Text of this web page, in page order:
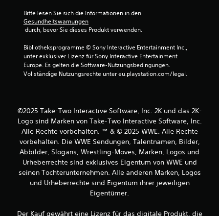
a
s
9
3
B
e
w
Bitte lesen Sie sich die Informationen in den
Gesundheitswarnungen
durch, bevor Sie dieses Produkt verwenden.
Bibliotheksprogramme © Sony Interactive Entertainment Inc.,
unter exklusiver Lizenz für Sony Interactive Entertainment
Europe. Es gelten die Software-Nutzungsbedingungen.
Vollständige Nutzungsrechte unter eu.playstation.com/legal.
©2025 Take-Two Interactive Software, Inc. 2K und das 2K-
Logo sind Marken von Take-Two Interactive Software, Inc.
Alle Rechte vorbehalten. ™ & © 2025 WWE. Alle Rechte
vorbehalten. Die WWE Sendungen, Talentnamen, Bilder,
Abbilder, Slogans, Wrestling-Moves, Marken, Logos und
Urheberrechte sind exklusives Eigentum von WWE und
seinen Tochterunternehmen. Alle anderen Marken, Logos
und Urheberrechte sind Eigentum ihrer jeweiligen
Eigentümer.
Der Kauf gewährt eine Lizenz für das digitale Produkt, die